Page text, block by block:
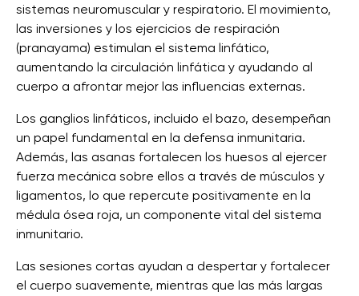
sistemas neuromuscular y respiratorio. El movimiento,
las inversiones y los ejercicios de respiración
(pranayama) estimulan el sistema linfático,
aumentando la circulación linfática y ayudando al
cuerpo a afrontar mejor las influencias externas.
Los ganglios linfáticos, incluido el bazo, desempeñan
un papel fundamental en la defensa inmunitaria.
Además, las asanas fortalecen los huesos al ejercer
fuerza mecánica sobre ellos a través de músculos y
ligamentos, lo que repercute positivamente en la
médula ósea roja, un componente vital del sistema
inmunitario.
Las sesiones cortas ayudan a despertar y fortalecer
el cuerpo suavemente, mientras que las más largas